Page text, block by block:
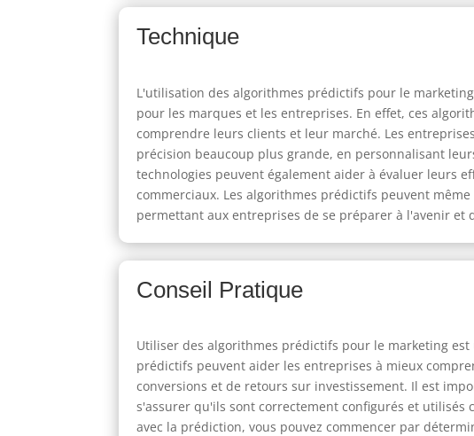
Technique
L'utilisation des algorithmes prédictifs pour le
pour les marques et les entreprises. En effet, ces
comprendre leurs clients et leur marché. Les
précision beaucoup plus grande, en personnalisant
technologies peuvent également aider à évaluer leurs
commerciaux. Les algorithmes prédictifs peuvent
permettant aux entreprises de se préparer à l'avenir et
Conseil Pratique
Utiliser des algorithmes prédictifs pour le marketing
prédictifs peuvent aider les entreprises à mieux
conversions et de retours sur investissement. Il est
s'assurer qu'ils sont correctement configurés et
avec la prédiction, vous pouvez commencer par